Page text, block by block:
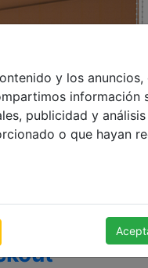
y los
información
publicidad y
o que hayan